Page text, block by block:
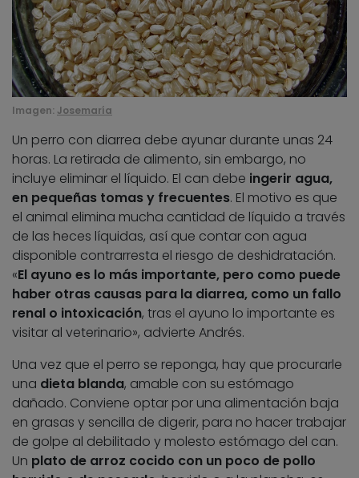
Imagen: Josemaría
Un perro con diarrea debe ayunar durante unas 24
horas. La retirada de alimento, sin embargo, no
incluye eliminar el líquido. El can debe ingerir agua,
en pequeñas tomas y frecuentes. El motivo es que
el animal elimina mucha cantidad de líquido a través
de las heces líquidas, así que contar con agua
disponible contrarresta el riesgo de deshidratación.
«El ayuno es lo más importante, pero como puede
haber otras causas para la diarrea, como un fallo
renal o intoxicación, tras el ayuno lo importante es
visitar al veterinario», advierte Andrés.
Una vez que el perro se reponga, hay que procurarle
una dieta blanda, amable con su estómago
dañado. Conviene optar por una alimentación baja
en grasas y sencilla de digerir, para no hacer trabajar
de golpe al debilitado y molesto estómago del can.
Un plato de arroz cocido con un poco de pollo